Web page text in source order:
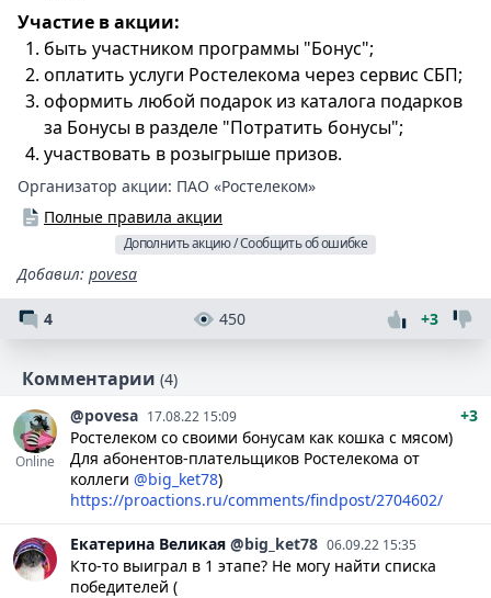
Участие в акции:
быть участником программы "Бонус";
оплатить услуги Ростелекома через сервис СБП;
оформить любой подарок из каталога подарков
за Бонусы в разделе "Потратить бонусы";
участвовать в розыгрыше призов.
Организатор акции: ПАО «Ростелеком»
Полные правила акции
Дополнить акцию / Сообщить об ошибке
Добавил: povesa
4 450 +3
Комментарии (4)
Online
@povesa 17.08.22 15:09
+3
Ростелеком со своими бонусам как кошка с мясом)
Для абонентов-плательщиков Ростелекома от
коллеги @big_ket78)
https://proactions.ru/comments/findpost/2704602/
Екатерина Великая @big_ket78 06.09.22 15:35
Кто-то выиграл в 1 этапе? Не могу найти списка
победителей (